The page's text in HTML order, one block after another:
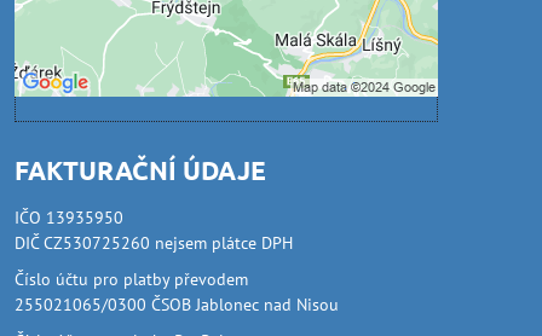
Otevřít obsah v novém okně
FAKTURAČNÍ ÚDAJE
IČO 13935950
DIČ CZ530725260 nejsem plátce DPH
Číslo účtu pro platby převodem
255021065/0300 ČSOB Jablonec nad Nisou